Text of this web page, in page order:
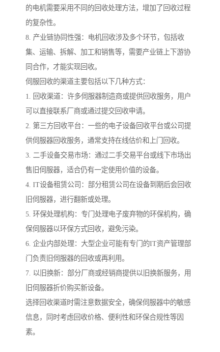
的电机需要采用不同的回收处理方法，增加了回收过程
的复杂性。
8. 产业链协同性强：电机回收涉及多个环节，包括收
集、运输、拆解、加工和销售等，需要产业链上下游协
同合作，才能实现回收。
伺服回收的渠道主要包括以下几种方式：
1. 回收渠道：许多伺服器制造商或提供回收服务，用户
可以直接联系厂商或通过提交回收申请。
2. 第三方回收平台：一些的电子设备回收平台或公司提
供伺服器回收服务，通常支持在线估价和上门回收。
3. 二手设备交易市场：通过二手交易平台或线下市场出
售旧伺服器，适合仍有一定使用价值的设备。
4. IT设备租赁公司：部分租赁公司在设备到期后会回收
旧伺服器，进行翻新或处理。
5. 环保处理机构：专门处理电子废弃物的环保机构，确
保伺服器以环保方式回收，避免污染。
6. 企业内部处理：大型企业可能有专门的IT资产管理部
门负责旧伺服器的回收或再利用。
7. 以旧换新：部分厂商或经销商提供以旧换新服务，用
旧伺服器折价购买新设备。
选择回收渠道时需注意数据安全，确保伺服器中的敏感
信息，同时考虑回收价格、便利性和环保合规性等因
素。